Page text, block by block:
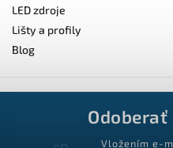
LED zdroje
Lišty a profily
Blog
Vložením e-